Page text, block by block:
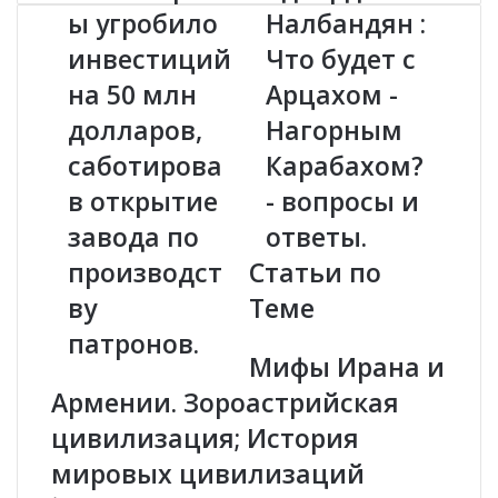
и
н
о
б
о
о
н
у
г
о
б
л
и
н
в
е
ы угробило
инвестиций
на 50 млн
долларов,
саботирова
в открытие
завода по
производст
ву
патронов.
д
в
а
д
Н
а
л
н
я
н
Ч
т
о
у
д
Налбандян :
Что будет с
Арцахом -
Нагорным
Карабахом?
- вопросы и
ответы.
Статьи по
Теме
Мифы Ирана и
Армении. Зороастрийская
цивилизация; История
мировых цивилизаций